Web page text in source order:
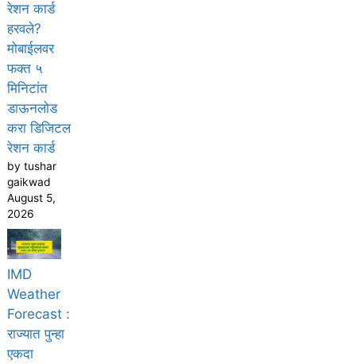
रेशन कार्ड
हरवले?
मोबाईलवर
फक्त ५
मिनिटांत
डाऊनलोड
करा डिजिटल
रेशन कार्ड
by tushar
gaikwad
August 5,
2026
IMD
Weather
Forecast :
राज्यात पुन्हा
एकदा